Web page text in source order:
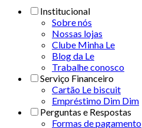
Institucional
Sobre nós
Nossas lojas
Clube Minha Le
Blog da Le
Trabalhe conosco
Serviço Financeiro
Cartão Le biscuit
Empréstimo Dim Dim
Perguntas e Respostas
Formas de pagamento